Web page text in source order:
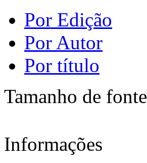
Por Edição
Por Autor
Por título
Tamanho de fonte
Informações